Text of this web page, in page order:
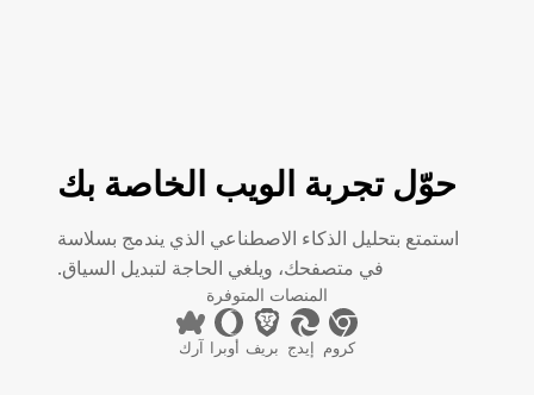
حوّل تجربة الويب الخاصة بك
استمتع بتحليل الذكاء الاصطناعي الذي يندمج بسلاسة
في متصفحك، ويلغي الحاجة لتبديل السياق.
المنصات المتوفرة
كروم إيدج بريف أوبرا آرك